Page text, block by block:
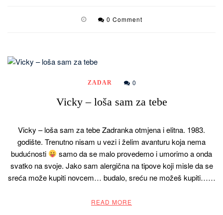
0 Comment
ZADAR 0
Vicky – loša sam za tebe
Vicky – loša sam za tebe Zadranka otmjena i elitna. 1983.
godište. Trenutno nisam u vezi i želim avanturu koja nema
budućnosti
samo da se malo provedemo i umorimo a onda
svatko na svoje. Jako sam alergična na tipove koji misle da se
sreća može kupiti novcem… budalo, sreću ne možeš kupiti……
READ MORE